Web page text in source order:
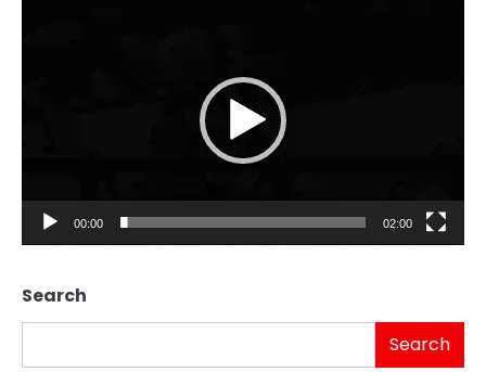
00:00 02:00
Search
Search